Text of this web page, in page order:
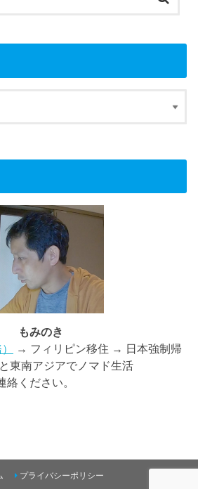
もみのき
→ フィリピン移住 → 日本強制帰
東南アジアでノマド生活
絡ください。
プライバシーポリシー